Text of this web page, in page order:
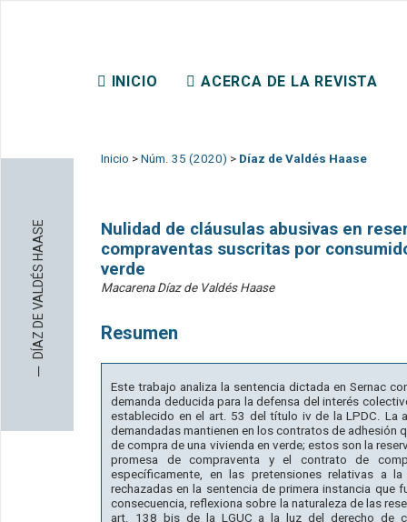
INICIO ACERCA DE LA REVISTA
─
DÍAZ DE VALDÉS HAASE
Inicio > Núm. 35 (2020) > Díaz de Valdés Haase
Nulidad de cláusulas abusivas en
compraventas suscritas por
verde
Macarena Díaz de Valdés Haase
Resumen
Este trabajo analiza la sentencia dictada en Sernac
demanda deducida para la defensa del interés
establecido en el art. 53 del título iv de la LPDC. La
demandadas mantienen en los contratos de adhesión
de compra de una vivienda en verde; estos son la
promesa de compraventa y el contrato de
específicamente, en las pretensiones relativas a
rechazadas en la sentencia de primera instancia que
consecuencia, reflexiona sobre la naturaleza de las
art. 138 bis de la LGUC a la luz del derecho de